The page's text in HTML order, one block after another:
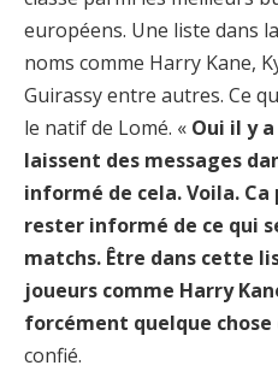
européens. Une liste dans
noms comme Harry Kane,
Guirassy entre autres. Ce
le natif de Lomé. « Oui il y
laissent des messages
informé de cela. Voila. Ca
rester informé de ce qui
matchs. Être dans cette
joueurs comme Harry
forcément quelque
confié.